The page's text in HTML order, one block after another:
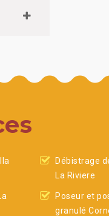
Débistrage
La Riviere
Poseur et
granulé